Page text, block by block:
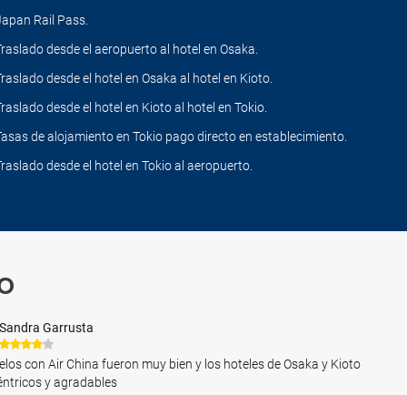
Rail Pass.
desde el aeropuerto al hotel en Osaka.
desde el hotel en Osaka al hotel en Kioto.
desde el hotel en Kioto al hotel en Tokio.
de alojamiento en Tokio pago directo en establecimiento.
desde el hotel en Tokio al aeropuerto.
Sandra Garrusta
con Air China fueron muy bien y los hoteles de Osaka y Kioto
y agradables